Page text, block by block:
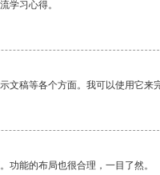
学习心得。
稿等各个方面。我可以使用它来
功能的布局也很合理，一目了然。